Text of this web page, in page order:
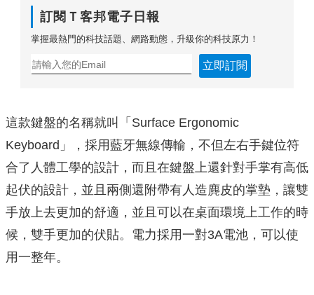
訂閱Ｔ客邦電子日報
掌握最熱門的科技話題、網路動態，升級你的科技原力！
立即訂閱
這款鍵盤的名稱就叫「Surface Ergonomic
Keyboard」，採用藍牙無線傳輸，不但左右手鍵位符
合了人體工學的設計，而且在鍵盤上還針對手掌有高低
起伏的設計，並且兩側還附帶有人造麂皮的掌墊，讓雙
手放上去更加的舒適，並且可以在桌面環境上工作的時
候，雙手更加的伏貼。電力採用一對3A電池，可以使
用一整年。